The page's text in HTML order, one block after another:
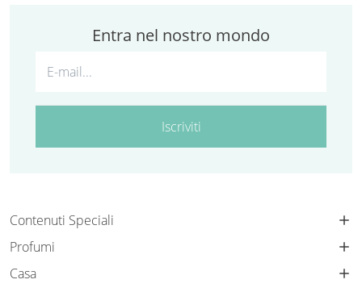
Entra nel nostro mondo
Iscriviti
Contenuti Speciali
Profumi
Casa